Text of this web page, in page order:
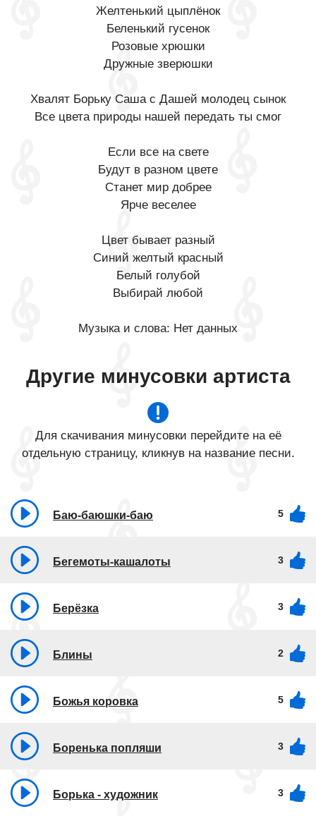
Желтенький цыплёнок
Беленький гусенок
Розовые хрюшки
Дружные зверюшки
Хвалят Борьку Саша с Дашей молодец сынок
Все цвета природы нашей передать ты смог
Если все на свете
Будут в разном цвете
Станет мир добрее
Ярче веселее
Цвет бывает разный
Синий желтый красный
Белый голубой
Выбирай любой
Музыка и слова: Нет данных
Другие минусовки артиста
Для скачивания минусовки перейдите на её
отдельную страницу, кликнув на название песни.
Баю-баюшки-баю 5
Бегемоты-кашалоты 3
Берёзка 3
Блины 2
Божья коровка 5
Боренька попляши 3
Борька - художник 3